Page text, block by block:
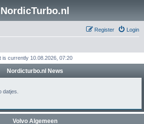
NordicTurbo.nl
Login
Register
is currently 10.08.2026, 07:20
Nordicturbo.nl News
datjes.
Volvo Algemeen